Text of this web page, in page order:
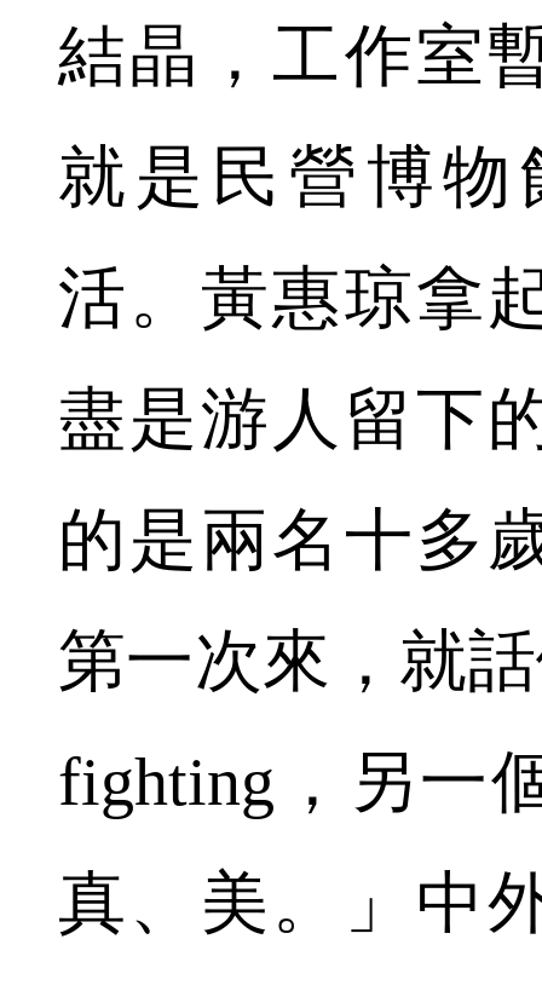
結晶，工作室
就是民營博
活。黃惠琼拿
盡是游人留下
的是兩名十多
第一次來，就
fighting，另一
真、美。」中